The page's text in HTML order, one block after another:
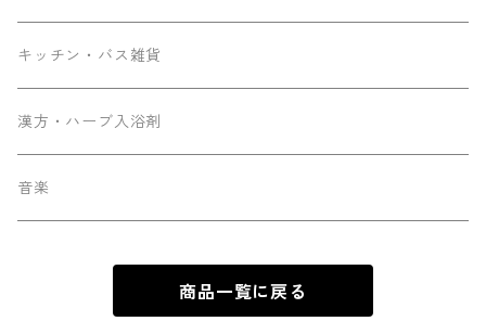
キッチン・バス雑貨
漢方・ハーブ入浴剤
音楽
商品一覧に戻る